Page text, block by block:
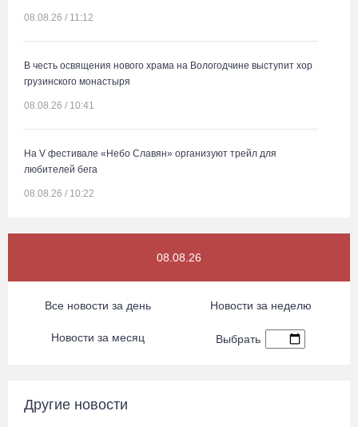
08.08.26 / 11:12
В честь освящения нового храма на Вологодчине выступит хор
грузинского монастыря
08.08.26 / 10:41
На V фестивале «Небо Славян» организуют трейл для
любителей бега
08.08.26 / 10:22
фестиваля «Батранский лен»
08.08.26 / 09:56
8 августа в Череповце пройдет праздник баскетбола и
08.08.26
Все новости за день Новости за неделю
Новости за месяц Выбрать
Другие новости